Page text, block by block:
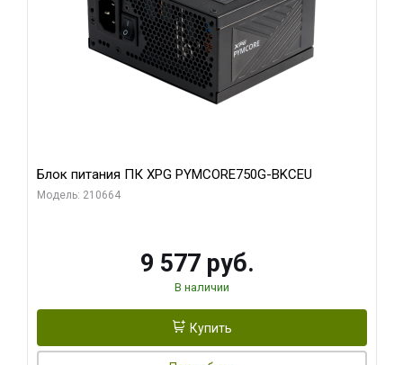
Блок питания ПК XPG PYMCORE750G-BKCEU
Модель: 210664
9 577 руб.
В наличии
Купить